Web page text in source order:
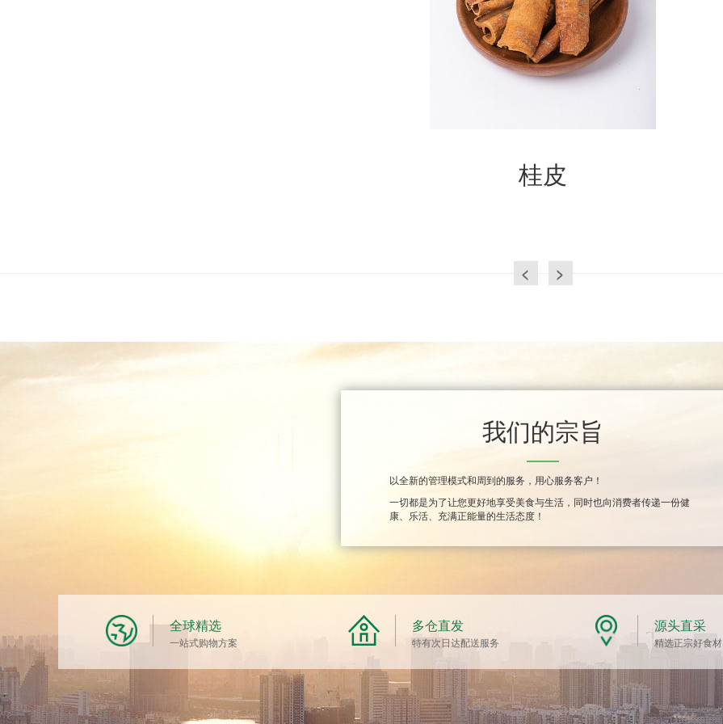
桂皮
< >
我们的宗旨
以全新的管理模式和周到的服务，用心服务客户！
一切都是为了让您更好地享受美食与生活，同时也向消费者传递一份健
康、乐活、充满正能量的生活态度！
全球精选
一站式购物方案
多仓直发
特有次日达配送服务
源头直采
精选正宗好食材